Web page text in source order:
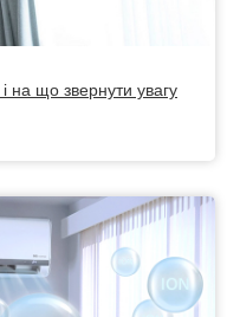
на що звернути увагу